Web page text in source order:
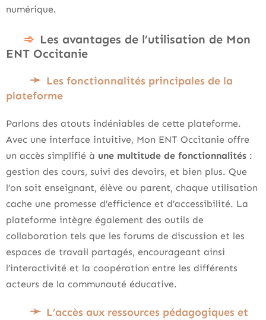
numérique.
Les avantages de l’utilisation de Mon
ENT Occitanie
Les fonctionnalités principales de la
plateforme
Parlons des atouts indéniables de cette plateforme.
Avec une interface intuitive, Mon ENT Occitanie offre
un accès simplifié à une multitude de fonctionnalités :
gestion des cours, suivi des devoirs, et bien plus. Que
l’on soit enseignant, élève ou parent, chaque utilisation
cache une promesse d’efficience et d’accessibilité. La
plateforme intègre également des outils de
collaboration tels que les forums de discussion et les
espaces de travail partagés, encourageant ainsi
l’interactivité et la coopération entre les différents
acteurs de la communauté éducative.
L’accès aux ressources pédagogiques et